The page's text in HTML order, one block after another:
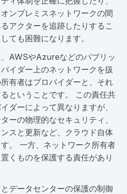
ンプレミスネットワークの間
アクターを追跡したりするこ
ても困難になります。
AWSやAzureなどのパブリッ
イダー上のネットワークを扱
有者はプロバイダーと、それ
ということです。 この責任共
ダーによって異なりますが、
ーの物理的なセキュリティ、
スと更新など、クラウド自体
。 一方、ネットワーク所有者
くものを保護する責任があり
データセンターの保護の制御